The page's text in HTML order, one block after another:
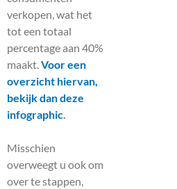
verkopen, wat het
tot een totaal
percentage aan 40%
maakt.Voor een
overzicht hiervan,
bekijk dan deze
infographic.
Misschien
overweegt u ook om
over te stappen,